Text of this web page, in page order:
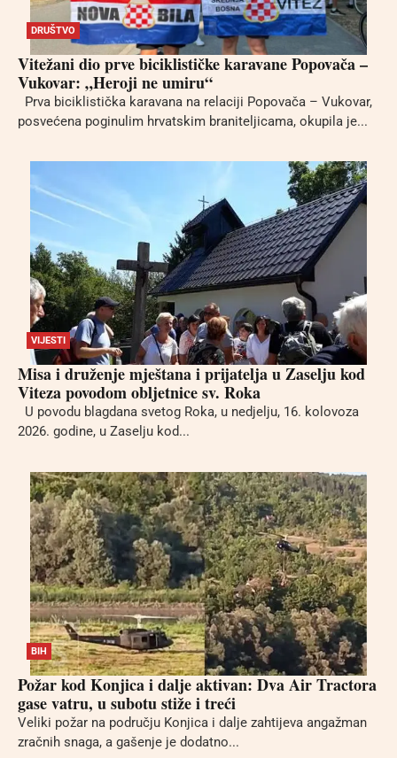
DRUŠTVO
Vitežani dio prve biciklističke karavane Popovača –
Vukovar: „Heroji ne umiru“
Prva biciklistička karavana na relaciji Popovača – Vukovar,
posvećena poginulim hrvatskim braniteljicama, okupila je...
VIJESTI
Misa i druženje mještana i prijatelja u Zaselju kod
Viteza povodom obljetnice sv. Roka
U povodu blagdana svetog Roka, u nedjelju, 16. kolovoza
2026. godine, u Zaselju kod...
BIH
Požar kod Konjica i dalje aktivan: Dva Air Tractora
gase vatru, u subotu stiže i treći
Veliki požar na području Konjica i dalje zahtijeva angažman
zračnih snaga, a gašenje je dodatno...